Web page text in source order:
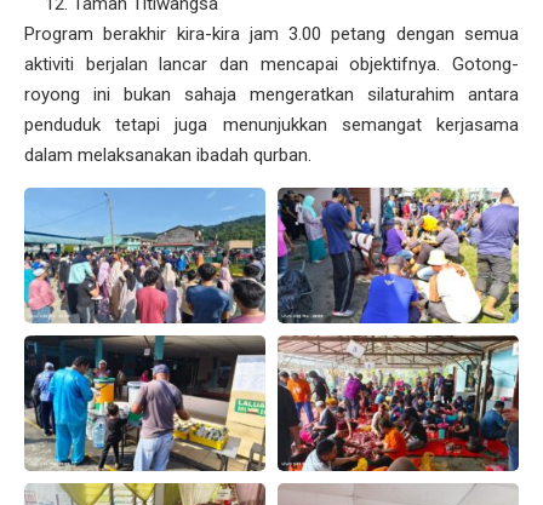
Program berakhir kira-kira jam 3.00 petang dengan semua
aktiviti berjalan lancar dan mencapai objektifnya. Gotong-
royong ini bukan sahaja mengeratkan silaturahim antara
penduduk tetapi juga menunjukkan semangat kerjasama
dalam melaksanakan ibadah qurban.